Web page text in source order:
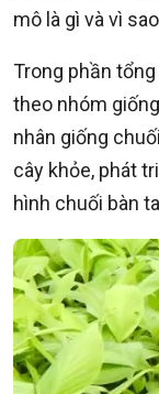
mô là gì và vì
Trong phần
theo nhóm
nhân giống
cây khỏe, phát
hình chuối bàn